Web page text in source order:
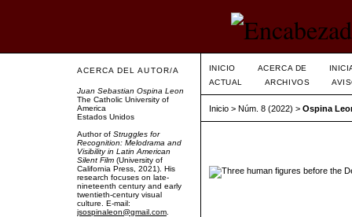
ACERCA DEL AUTOR/A
Juan Sebastian Ospina Leon
The Catholic University of
America
Estados Unidos
Author of Struggles for
Recognition: Melodrama and
Visibility in Latin American
Silent Film (University of
California Press, 2021). His
research focuses on late-
nineteenth century and early
twentieth-century visual
culture. E-mail:
jsospinaleon@gmail.com
INICIO ACERCA DE
ACTUAL
ARCHIVOS
Inicio> Núm. 8 (2022) > Ospina